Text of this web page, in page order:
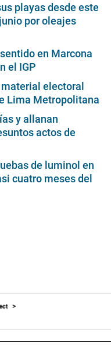
playas desde este
por oleajes
en Marcona
el IGP
electoral
Lima Metropolitana
y allanan
actos de
de luminol en
cuatro meses del